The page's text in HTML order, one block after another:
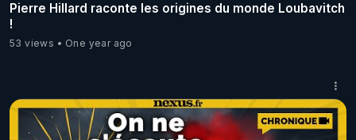
Pierre Hillard raconte les origines du monde Loubavitch
!
53 views One year ago